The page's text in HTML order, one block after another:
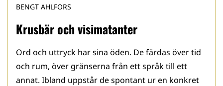
Krusbär och visimatanter
BENGT AHLFORS
Ord och uttryck har sina öden. De färdas över tid
och rum, över gränserna från ett språk till ett
annat. Ibland uppstår de spontant ur en konkret